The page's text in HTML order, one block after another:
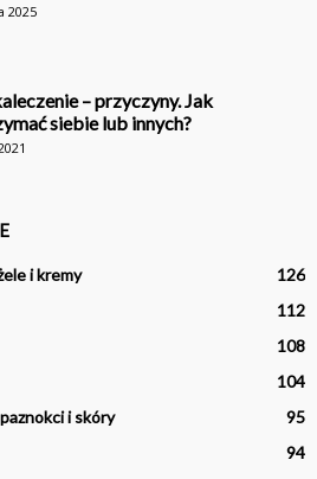
2025
– przyczyny. Jak
siebie lub innych?
i kremy
126
112
108
104
i skóry
95
94